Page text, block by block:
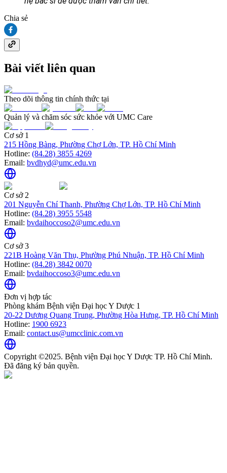
Chia sẻ
Bài viết liên quan
Theo dõi thông tin chính thức tại
Quản lý và chăm sóc sức khỏe với UMC Care
Cơ sở 1
215 Hồng Bàng, Phường Chợ Lớn, TP. Hồ Chí Minh
Hotline: (84.28) 3855 4269
Email: bvdhyd@umc.edu.vn
Cơ sở 2
201 Nguyễn Chí Thanh, Phường Chợ Lớn, TP. Hồ Chí Minh
Hotline: (84.28) 3955 5548
Email: bvdaihoccoso2@umc.edu.vn
Cơ sở 3
221B Hoàng Văn Thụ, Phường Phú Nhuận, TP. Hồ Chí Minh
Hotline: (84.28) 3842 0070
Email: bvdaihoccoso3@umc.edu.vn
Đơn vị hợp tác
Phòng khám Bệnh viện Đại học Y Dược 1
20-22 Dương Quang Trung, Phường Hòa Hưng, TP. Hồ Chí Minh
Hotline: 1900 6923
Email: contact.us@umcclinic.com.vn
Copyright ©2025. Bệnh viện Đại học Y Dược TP. Hồ Chí Minh.
Đã đăng ký bản quyền.